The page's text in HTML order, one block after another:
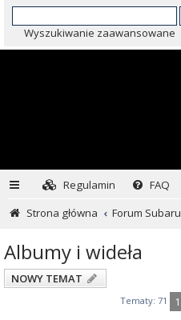
Wyszukiwanie zaawansowane
Regulamin
FAQ
Strona główna
Forum Subaru
Albumy i wideła
NOWY TEMAT
Tematy: 71 1